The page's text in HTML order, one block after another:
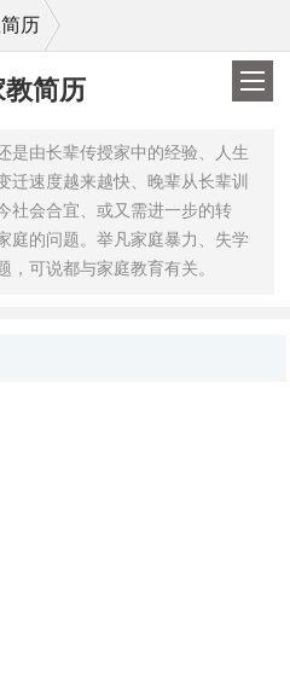
历
简历
是由长辈传授家中的经验、人生
迁速度越来越快、晚辈从长辈训
社会合宜、或又需进一步的转
庭的问题。举凡家庭暴力、失学
，可说都与家庭教育有关。